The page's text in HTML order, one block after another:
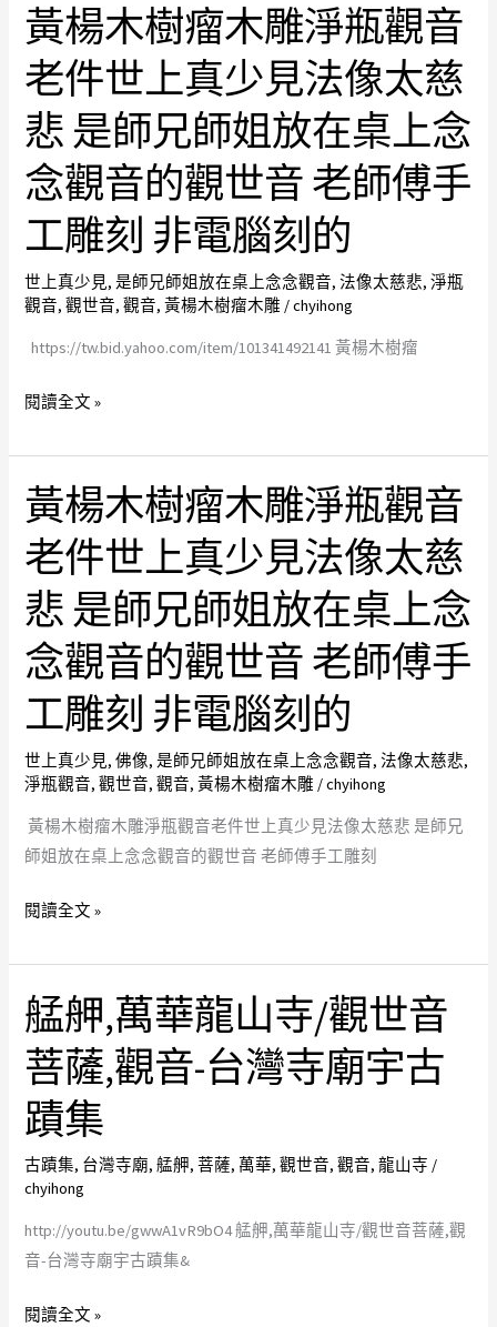
惡
事
不
是
不
報，
快
到
一
皆
健
康
遠
離
退
#
解
的
法
#
病
毒
退
病
趕
快
#
解
黃楊木樹瘤木雕淨瓶觀音
老件世上真少見法像太慈
悲 是師兄師姐放在桌上念
念觀音的觀世音 老師傅手
工雕刻 非電腦刻的
世上真少見,是師兄師姐放在桌上念念觀音,法像太慈悲,淨瓶
觀音,觀世音,觀音,黃楊木樹瘤木雕 /chyihong
https://tw.bid.yahoo.com/item/101341492141 黃楊木樹瘤
黃
楊
木
瘤
木
雕
淨
瓶
觀
音
老
世
少
見
法
太
慈
悲
是
師
兄
師
姐
放
桌
念
觀
音
觀
世
音
傅
手
閱讀全文 »
黃楊木樹瘤木雕淨瓶觀音
老件世上真少見法像太慈
悲 是師兄師姐放在桌上念
念觀音的觀世音 老師傅手
工雕刻 非電腦刻的
世上真少見,佛像,是師兄師姐放在桌上念念觀音,法像太慈悲,
淨瓶觀音,觀世音,觀音,黃楊木樹瘤木雕 /chyihong
黃楊木樹瘤木雕淨瓶觀音老件世上真少見法像太慈悲 是師兄
師姐放在桌上念念觀音的觀世音 老師傅手工雕刻
黃
楊
木
瘤
木
雕
淨
瓶
觀
音
老
件
上
見
法
像
慈
悲
是
師
姐
閱讀全文 »
艋舺,萬華龍山寺/觀世音
菩薩,觀音-台灣寺廟宇古
蹟集
古蹟集, 台灣寺廟,艋舺,菩薩,萬華,觀世音,觀音,龍山寺 /
chyihong
http://youtu.be/gwwA1vR9bO4 艋舺,萬華龍山寺/觀世音菩薩,觀
音-台灣寺廟宇古蹟集&
艋
舺,
萬
華
龍
山
寺/
世
音
閱讀全文 »